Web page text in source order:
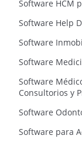
Software HCM
Software Help
Software
Software
Software
Consultorios y
Software
Software para